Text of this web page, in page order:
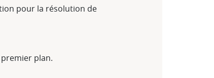
pour la résolution de
plan.